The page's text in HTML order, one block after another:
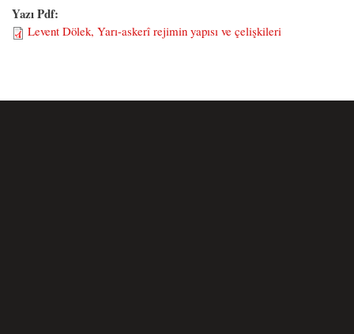
Yazı Pdf:
Levent Dölek, Yarı-askerî rejimin yapısı ve çelişkileri